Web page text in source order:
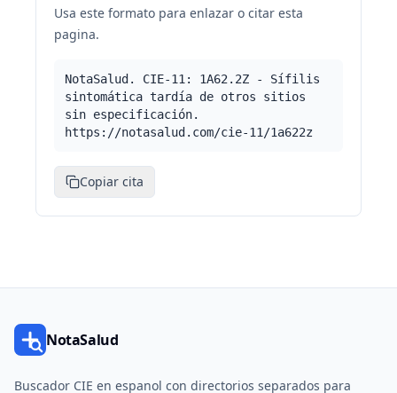
Usa este formato para enlazar o citar esta
pagina.
NotaSalud. CIE-11: 1A62.2Z - Sífilis
sintomática tardía de otros sitios
sin especificación.
https://notasalud.com/cie-11/1a622z
Copiar cita
NotaSalud
Buscador CIE en espanol con directorios separados para